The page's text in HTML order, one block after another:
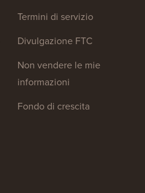
Termini di servizio
Divulgazione FTC
Non vendere le mie
informazioni
Fondo di crescita